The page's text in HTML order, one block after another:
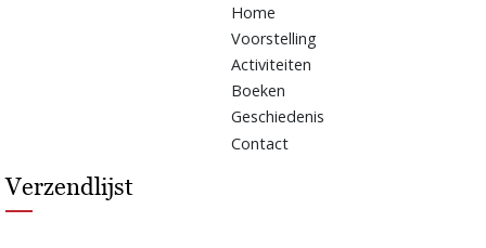
Home
Voorstelling
Activiteiten
Boeken
Geschiedenis
Contact
Verzendlijst